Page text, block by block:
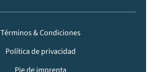
Términos & Condiciones
Política de privacidad